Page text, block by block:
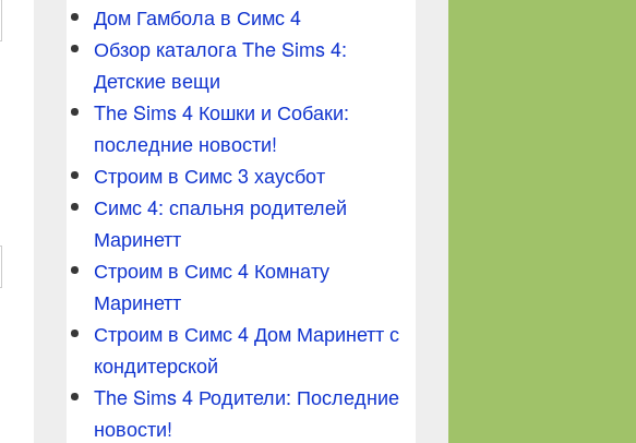
Дом Гамбола в Симс 4
Обзор каталога The Sims 4:
Детские вещи
The Sims 4 Кошки и Собаки:
последние новости!
Строим в Симс 3 хаусбот
Симс 4: спальня родителей
Маринетт
Строим в Симс 4 Комнату
Маринетт
Строим в Симс 4 Дом Маринетт с
кондитерской
The Sims 4 Родители: Последние
новости!